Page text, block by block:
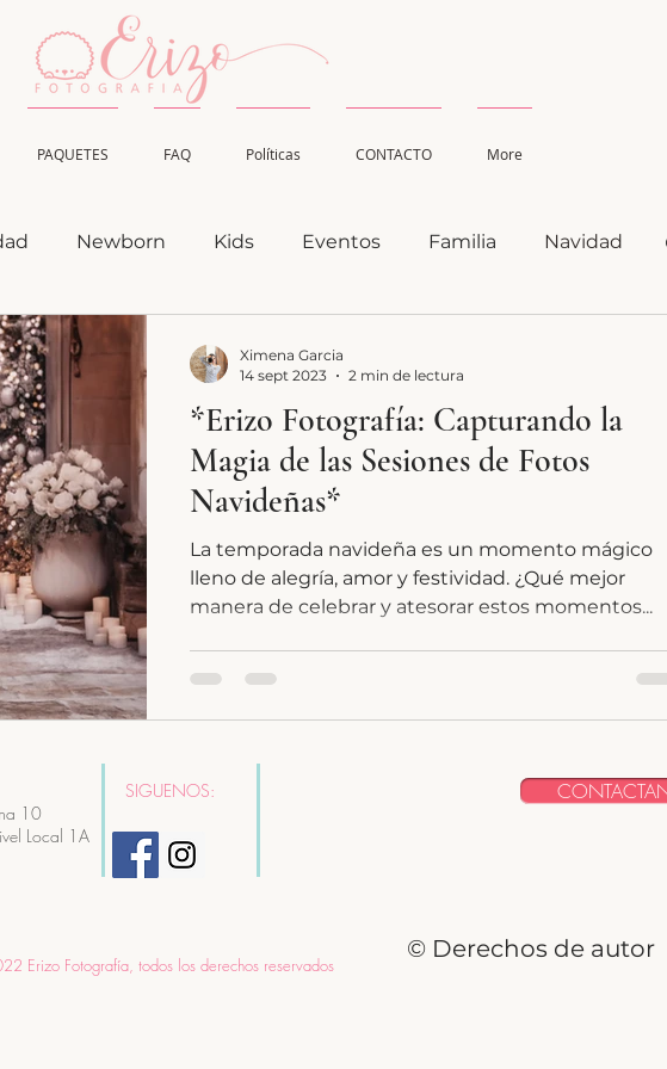
PAQUETES FAQ Políticas CONTACTO More
Newborn Kids Eventos Familia Navidad
*Erizo Fotografía: Capturando la
Magia de las Sesiones de Fotos
Navideñas*
La temporada navideña es un momento mágico
lleno de alegría, amor y festividad. ¿Qué mejor
manera de celebrar y atesorar estos momentos...
Ximena Garcia
14 sept 2023
2 min de lectura
SIGUENOS:
10
Local 1A
Erizo Fotografía, todos los derechos reservados
© Derechos de autor